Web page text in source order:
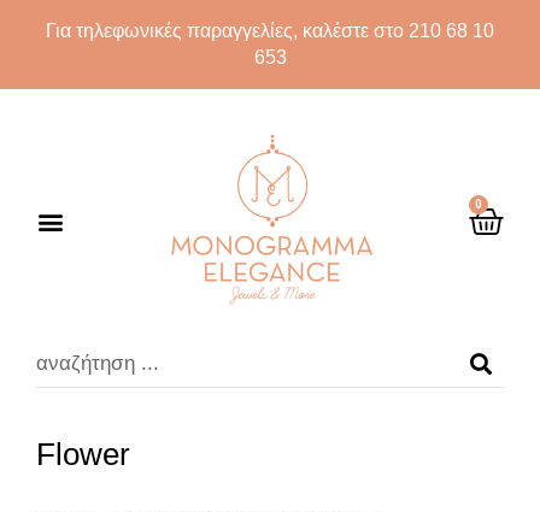
Για τηλεφωνικές παραγγελίες, καλέστε στο 210 68 10
653
0
Flower